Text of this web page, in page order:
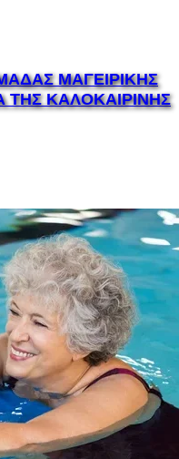
ΜΑΓΕΙΡΙΚΗΣ
ΤΗΣ ΚΑΛΟΚΑΙΡΙΝΗΣ